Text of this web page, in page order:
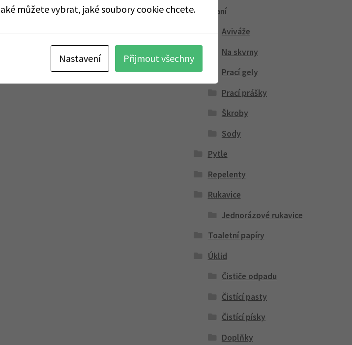
Praní
Aviváže
Na skvrny
Prací gely
Prací prášky
Škroby
Sody
Pytle
Repelenty
Rukavice
Jednorázové rukavice
Toaletní papíry
Úklid
Čističe odpadu
Čistící pasty
Čistící písky
Doplňky
můžete vybrat, jaké soubory cookie chcete.
Nastavení Přijmout všechny